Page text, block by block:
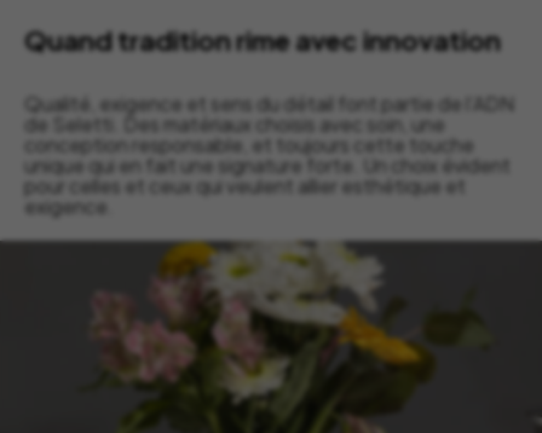
Quand tradition rime avec innovation
Qualité, exigence et sens du détail font partie de l’ADN
de Seletti. Des matériaux choisis avec soin, une
conception responsable, et toujours cette touche
unique qui en fait une signature forte. Un choix évident
pour celles et ceux qui veulent allier esthétique et
exigence.